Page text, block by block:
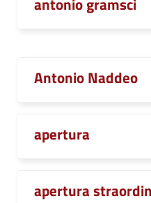
Antonio Naddeo
apertura
apertura